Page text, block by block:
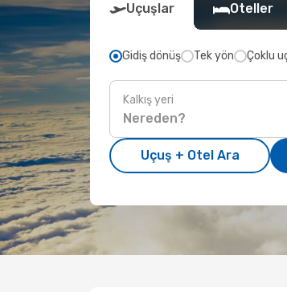
Uçuşlar Oteller
Gidiş dönüş Tek yön Çoklu
Kalkış yeri
Uçuş + Otel Ara